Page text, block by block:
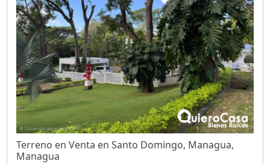
Terreno en Venta en Santo Domingo, Managua,
Managua